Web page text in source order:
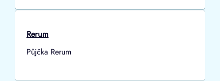
Rerum
Půjčka Rerum